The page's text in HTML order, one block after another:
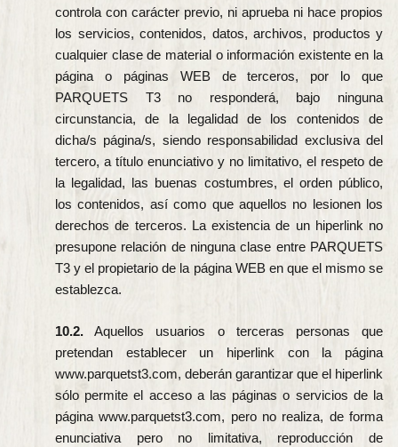
controla con carácter previo, ni aprueba ni hace propios
los servicios, contenidos, datos, archivos, productos y
cualquier clase de material o información existente en la
página o páginas WEB de terceros, por lo que
PARQUETS T3 no responderá, bajo ninguna
circunstancia, de la legalidad de los contenidos de
dicha/s página/s, siendo responsabilidad exclusiva del
tercero, a título enunciativo y no limitativo, el respeto de
la legalidad, las buenas costumbres, el orden público,
los contenidos, así como que aquellos no lesionen los
derechos de terceros. La existencia de un hiperlink no
presupone relación de ninguna clase entre PARQUETS
T3 y el propietario de la página WEB en que el mismo se
establezca.
10.2. Aquellos usuarios o terceras personas que
pretendan establecer un hiperlink con la página
www.parquetst3.com, deberán garantizar que el hiperlink
sólo permite el acceso a las páginas o servicios de la
página www.parquetst3.com, pero no realiza, de forma
enunciativa pero no limitativa, reproducción de